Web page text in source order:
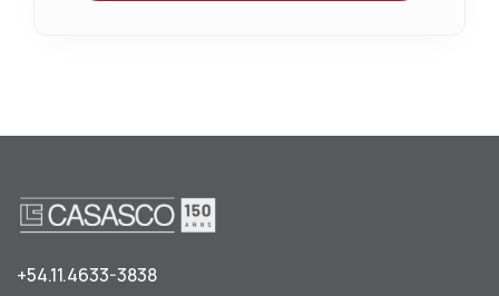
+54.11.4633-3838